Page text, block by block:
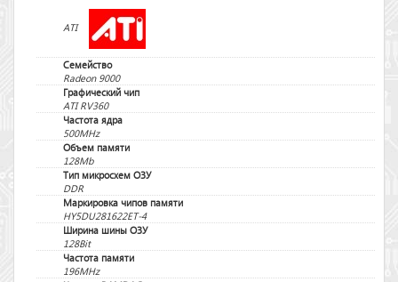
ATI
Семейство
Radeon 9000
Графический чип
ATI RV360
Частота ядра
500MHz
Объем памяти
128Mb
Тип микросхем ОЗУ
DDR
Маркировка чипов памяти
HY5DU281622ET-4
Ширина шины ОЗУ
128Bit
Частота памяти
196MHz